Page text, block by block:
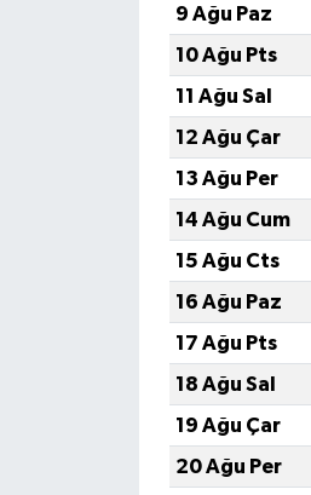
9 Ağu Paz
10 Ağu Pts
11 Ağu Sal
12 Ağu Çar
13 Ağu Per
14 Ağu Cum
15 Ağu Cts
16 Ağu Paz
17 Ağu Pts
18 Ağu Sal
19 Ağu Çar
20 Ağu Per